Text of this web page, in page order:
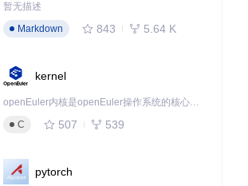
暂无描述
Markdown
843 5.64 K
kernel
openEuler内核是openEuler操作系统的核心，既是系统性能与稳定性的基石，也是连接处理器、设备与服务的桥梁。
C
507 539
pytorch